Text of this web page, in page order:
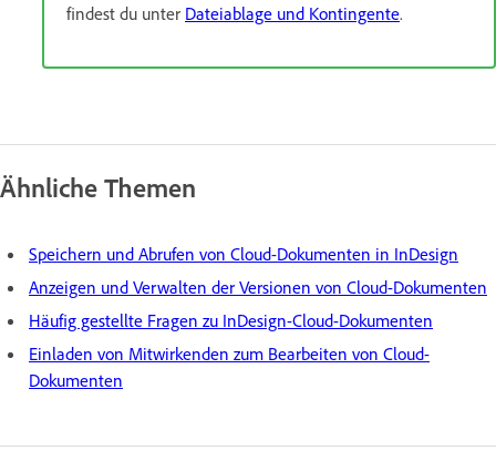
findest du unter Dateiablage und Kontingente.
Ähnliche Themen
Speichern und Abrufen von Cloud-Dokumenten in InDesign
Anzeigen und Verwalten der Versionen von Cloud-Dokumenten
Häufig gestellte Fragen zu InDesign-Cloud-Dokumenten
Einladen von Mitwirkenden zum Bearbeiten von Cloud-
Dokumenten